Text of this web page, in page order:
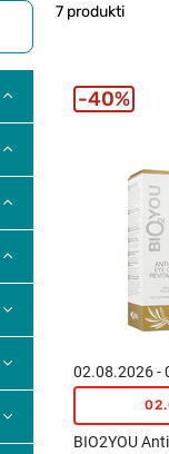
7 produkti
02.08.2026 -
BIO2YOU
40%